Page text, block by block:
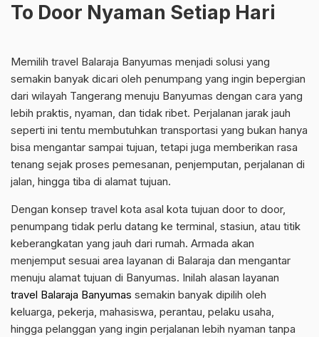
To Door Nyaman Setiap Hari
Memilih travel Balaraja Banyumas menjadi solusi yang
semakin banyak dicari oleh penumpang yang ingin bepergian
dari wilayah Tangerang menuju Banyumas dengan cara yang
lebih praktis, nyaman, dan tidak ribet. Perjalanan jarak jauh
seperti ini tentu membutuhkan transportasi yang bukan hanya
bisa mengantar sampai tujuan, tetapi juga memberikan rasa
tenang sejak proses pemesanan, penjemputan, perjalanan di
jalan, hingga tiba di alamat tujuan.
Dengan konsep travel kota asal kota tujuan door to door,
penumpang tidak perlu datang ke terminal, stasiun, atau titik
keberangkatan yang jauh dari rumah. Armada akan
menjemput sesuai area layanan di Balaraja dan mengantar
menuju alamat tujuan di Banyumas. Inilah alasan layanan
travel Balaraja Banyumas semakin banyak dipilih oleh
keluarga, pekerja, mahasiswa, perantau, pelaku usaha,
hingga pelanggan yang ingin perjalanan lebih nyaman tanpa